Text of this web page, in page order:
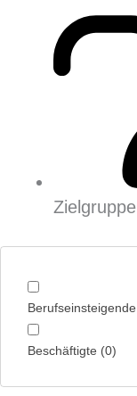
Zielgruppe
Berufseinsteigende
Beschäftigte (0)